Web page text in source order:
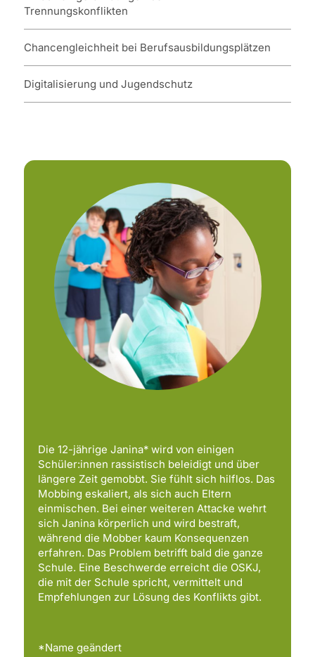
Trennungskonflikten
Chancengleichheit bei Berufsausbildungsplätzen
Digitalisierung und Jugendschutz
Die 12-jährige Janina* wird von einigen
Schüler:innen rassistisch beleidigt und über
längere Zeit gemobbt. Sie fühlt sich hilflos. Das
Mobbing eskaliert, als sich auch Eltern
einmischen. Bei einer weiteren Attacke wehrt
sich Janina körperlich und wird bestraft,
während die Mobber kaum Konsequenzen
erfahren. Das Problem betrifft bald die ganze
Schule. Eine Beschwerde erreicht die OSKJ,
die mit der Schule spricht, vermittelt und
Empfehlungen zur Lösung des Konflikts gibt.
*Name geändert